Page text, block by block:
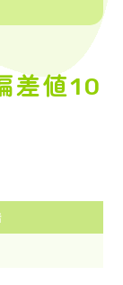
差値10